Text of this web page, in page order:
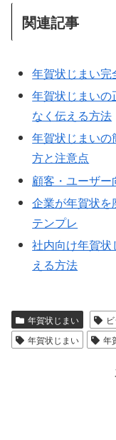
関連記事
年賀状じまい完
年賀状じまい
なく伝える方法
年賀状じまいの
方と注意点
顧客・ユーザ
企業が年賀状
テンプレ
社内向け年賀
える方法
年賀状じまい
年賀状じまい
年